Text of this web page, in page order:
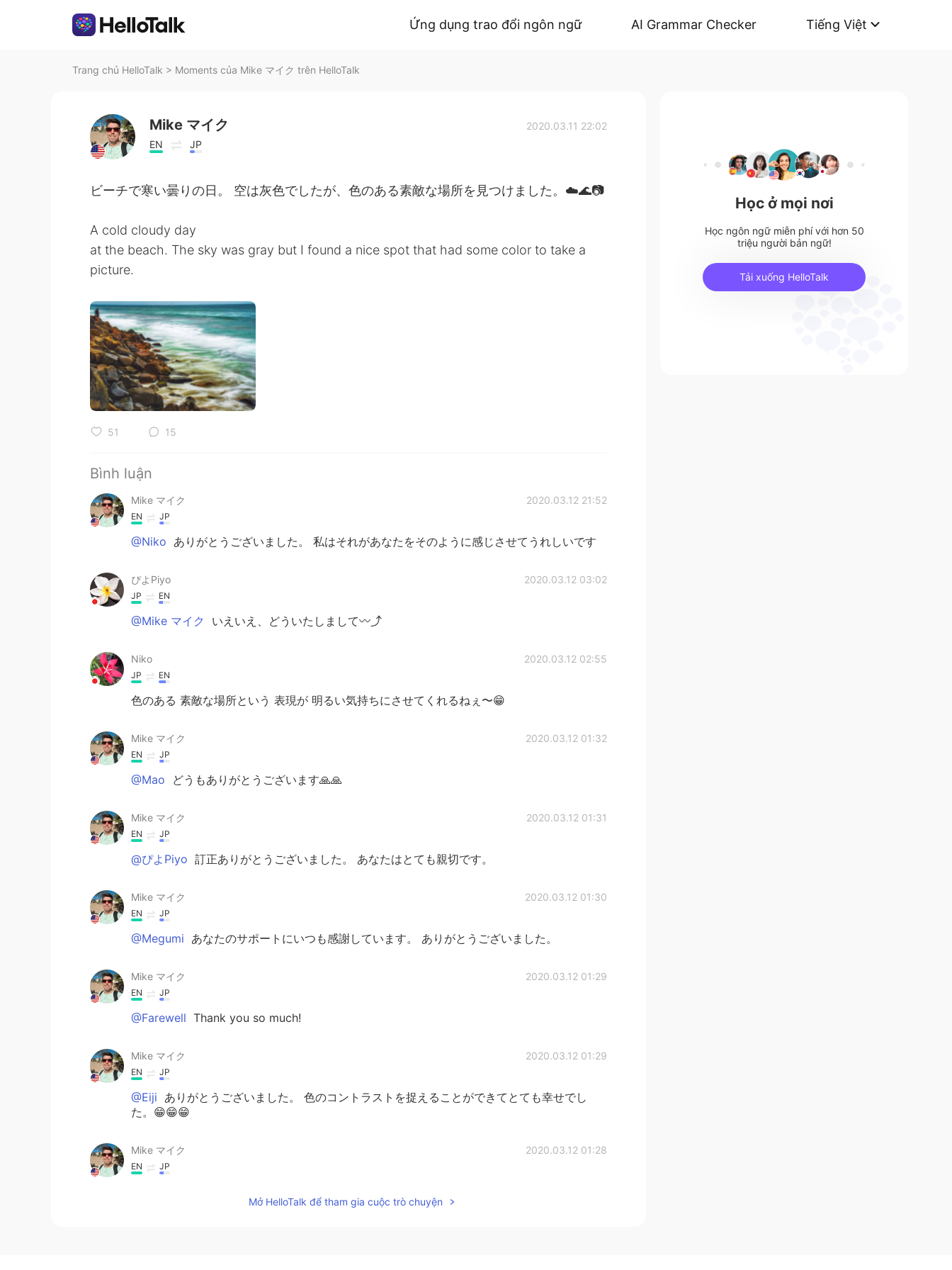
Ứng dụng trao đổi ngôn ngữ AI Grammar Checker Tiếng Việt
Trang chủ HelloTalk > Moments của Mike マイク trên HelloTalk
Mike マイク
EN JP
2020.03.11 22:02
ビーチで寒い曇りの日。 空は灰色でしたが、色のある素敵な場所を見つけました。☁️🌊📷
A cold cloudy day
at the beach. The sky was gray but I found a nice spot that had some color to take a
picture.
51 15
Bình luận
Mike マイク 2020.03.12 21:52
EN JP
@Niko ありがとうございました。 私はそれがあなたをそのように感じさせてうれしいです
ぴよPiyo 2020.03.12 03:02
JP EN
@Mike マイク いえいえ、どういたしまして〰️⤴️
Niko 2020.03.12 02:55
JP EN
色のある 素敵な場所という 表現が 明るい気持ちにさせてくれるねぇ〜😁
Mike マイク 2020.03.12 01:32
EN JP
@Mao どうもありがとうございます🙏🙏
Mike マイク 2020.03.12 01:31
EN JP
@ぴよPiyo 訂正ありがとうございました。 あなたはとても親切です。
Mike マイク 2020.03.12 01:30
EN JP
@Megumi あなたのサポートにいつも感謝しています。 ありがとうございました。
Mike マイク 2020.03.12 01:29
EN JP
@Farewell Thank you so much!
Mike マイク 2020.03.12 01:29
EN JP
@Eiji ありがとうございました。 色のコントラストを捉えることができてとても幸せでし
た。😁😁😁
Mike マイク 2020.03.12 01:28
EN JP
Mở HelloTalk để tham gia cuộc trò chuyện
Học ở mọi nơi
Học ngôn ngữ miễn phí với hơn 50
triệu người bản ngữ!
Tải xuống HelloTalk